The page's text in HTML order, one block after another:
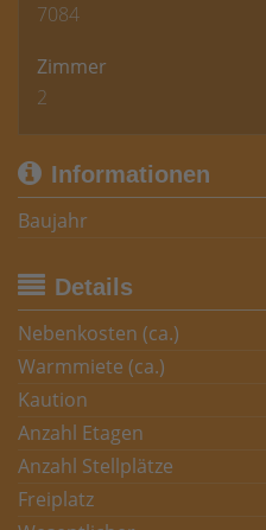
7084
Zimmer
2
Informationen
Baujahr
Details
Nebenkosten (ca.)
Warmmiete (ca.)
Kaution
Anzahl Etagen
Anzahl Stellplätze
Freiplatz